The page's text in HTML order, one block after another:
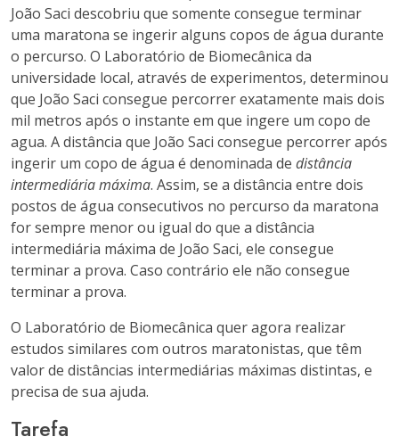
João Saci descobriu que somente consegue terminar
uma maratona se ingerir alguns copos de água durante
o percurso. O Laboratório de Biomecânica da
universidade local, através de experimentos, determinou
que João Saci consegue percorrer exatamente mais dois
mil metros após o instante em que ingere um copo de
agua. A distância que João Saci consegue percorrer após
ingerir um copo de água é denominada de distância
intermediária máxima. Assim, se a distância entre dois
postos de água consecutivos no percurso da maratona
for sempre menor ou igual do que a distância
intermediária máxima de João Saci, ele consegue
terminar a prova. Caso contrário ele não consegue
terminar a prova.
O Laboratório de Biomecânica quer agora realizar
estudos similares com outros maratonistas, que têm
valor de distâncias intermediárias máximas distintas, e
precisa de sua ajuda.
Tarefa